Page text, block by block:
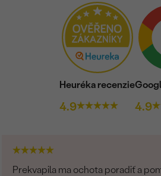
Heuréka recenzie
4.9 4.9
Prekvapila ma ochota poradiť a